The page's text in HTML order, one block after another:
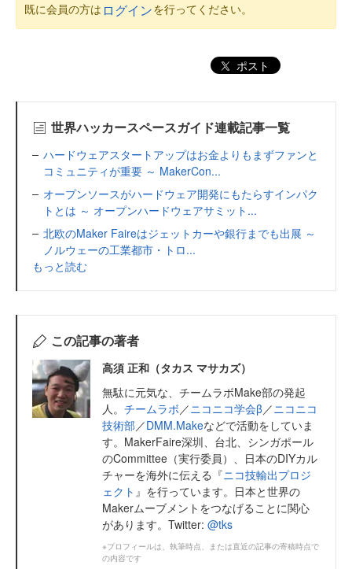
既に会員の方は ログインを行ってください。
ポスト
世界ハッカースペースガイド連載記事一覧
ハードウェアスタートアップはお金よりもまずファンと
コミュニティが重要 ～ MakerCon...
オープンソースがハードウェア開発にもたらすインパク
トとは ～ オープンハードウェアサミット...
北欧のMaker Faireはジェットカーや銀行までも出展 ～
ノルウェーの工業都市・トロ...
もっと読む
この記事の著者
高須 正和（タカス マサカズ）
無駄に元気な、チームラボMake部の発起
人。 チームラボ／ニコニコ学会β／ニコニコ
技術部／DMM.Makeなどで活動をしていま
す。MakerFaire深圳、台北、シンガポール
のCommittee（実行委員）、日本のDIYカル
チャーを海外に伝える『ニコ技輸出プロジ
ェクト 』を行っています。日本と世界の
Makerムーブメントをつなげることに関心
があります。Twitter: @tks
※プロフィールは、執筆時点、または直近の記事の寄稿時点で
の内容です